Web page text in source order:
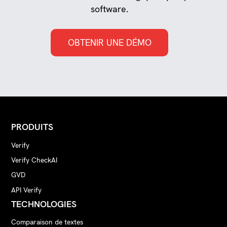
software.
OBTENIR UNE DÉMO
PRODUITS
Verify
Verify CheckAI
GVD
API Verify
TECHNOLOGIES
Comparaison de textes